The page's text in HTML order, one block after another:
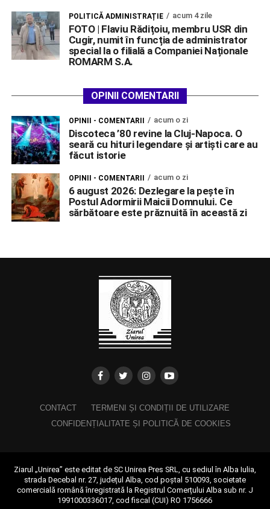
POLITICĂ ADMINISTRAȚIE acum 4 zile
FOTO | Flaviu Rădițoiu, membru USR din
Cugir, numit în funcția de administrator
special la o filială a Companiei Naționale
ROMARM S.A.
OPINII COMENTARII
OPINII - COMENTARII acum o zi
Discoteca ’80 revine la Cluj-Napoca. O
seară cu hituri legendare și artiști care au
făcut istorie
OPINII - COMENTARII acum o zi
6 august 2026: Dezlegare la pește în
Postul Adormirii Maicii Domnului. Ce
sărbătoare este prăznuită în această zi
CONTACT
TERMENI ȘI CONDIȚII DE UTILIZARE
CONFIDENȚIALITATE ȘI POLITICĂ DE COOKIES
Ziarul „Unirea” este editat de SC Unirea Pres SRL, cu sediul în Alba Iulia,
strada Decebal nr. 27, județul Alba, cod poștal 510093, societate
comercială română înregistrată la Registrul Comerțului Alba sub nr. J
1991000336017, cod fiscal (CUI) RO 1756666